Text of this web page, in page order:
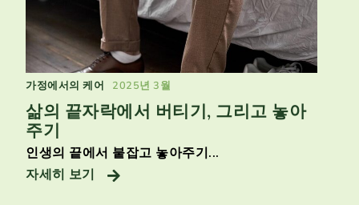
가정에서의 케어 2025년 3월
삶의 끝자락에서 버티기, 그리고 놓아
주기
인생의 끝에서 붙잡고 놓아주기...
자세히 보기